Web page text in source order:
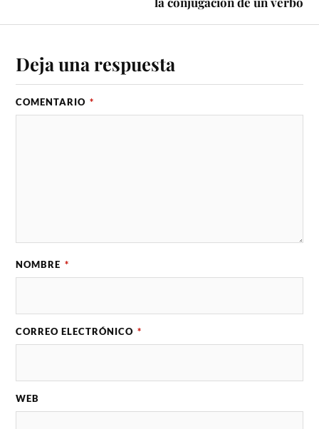
Deja una respuesta
COMENTARIO *
NOMBRE *
CORREO ELECTRÓNICO *
WEB